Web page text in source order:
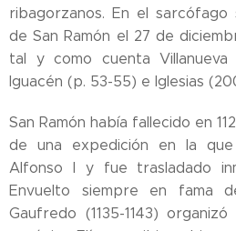
ribagorzanos. En el
de San Ramón el 27 de
tal y como cuenta Villanueva
Iguacén (p. 53-55) e Iglesias
San Ramón había fallecido en
de una expedición en la que
Alfonso I y fue trasladado
Envuelto siempre en fama
Gaufredo (1135-1143)